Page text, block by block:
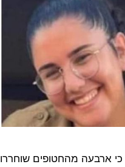
ארבעה מהחטופים שוחררו